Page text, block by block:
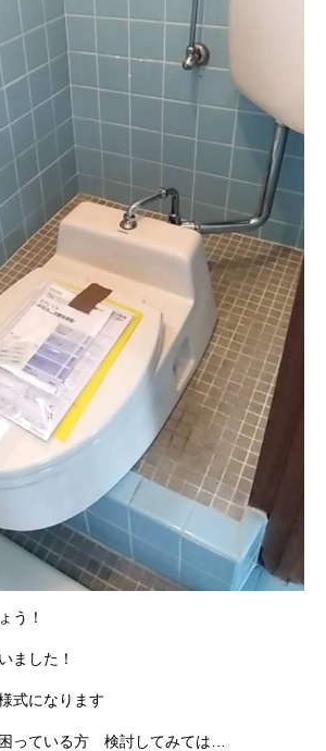
う！
ました！
式になります
っている方 検討してみては…